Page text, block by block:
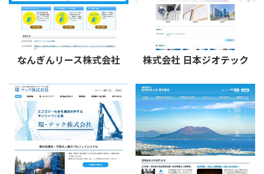
なんぎんリース株式会社 株式会社 日本ジオテック